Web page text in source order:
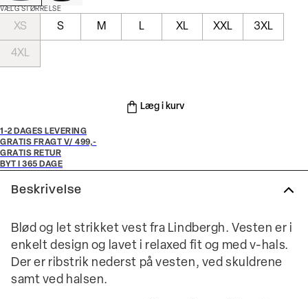
VÆLG STØRRELSE
XS S M L XL XXL 3XL
4XL
Læg i kurv
1-2 DAGES LEVERING
GRATIS FRAGT V/ 499,-
GRATIS RETUR
BYT I 365 DAGE
Beskrivelse
Blød og let strikket vest fra Lindbergh. Vesten er i
enkelt design og lavet i relaxed fit og med v-hals.
Der er ribstrik nederst på vesten, ved skuldrene
samt ved halsen.